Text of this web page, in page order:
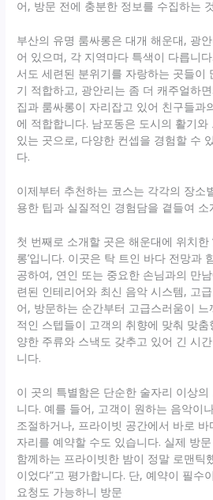
어, 방문 전에 충분한 정보를 수집하는
부산의 유명 룸싸롱은 대개 해운대, 광
어 있으며, 각 지역마다 특색이 다릅니
서도 세련된 분위기를 자랑하는 곳들이
기 적합하고, 광안리는 좀 더 캐주얼하
집과 룸싸롱이 자리잡고 있어 친구들과
에 적합합니다. 남포동은 도시의 활기
있는 곳으로, 다양한 컨셉을 경험할 수
다.
이제부터 추천하는 코스는 각각의 장소
용한 팁과 실질적인 경험담을 곁들여 소
첫 번째로 소개할 곳은 해운대에 위치한
롱’입니다. 이곳은 탁 트인 바다 전망과
공하여, 연인 또는 중요한 손님과의 만
련된 인테리어와 최신 음악 시스템, 고
어, 방문하는 순간부터 고급스러움이
적인 스텝들이 고객의 취향에 맞춰 맞
양한 주류와 스낵도 갖추고 있어 긴 시
니다.
이 곳의 특별함은 단순한 술자리 이상
니다. 예를 들어, 고객이 원하는 음악이
조절하거나, 프라이빗 공간에서 바로
자리를 예약할 수도 있습니다. 실제 방
함께하는 프라이빗한 밤이 정말 로맨틱
이었다”고 평가합니다. 단, 예약이 필수
요청도 가능하니 방문